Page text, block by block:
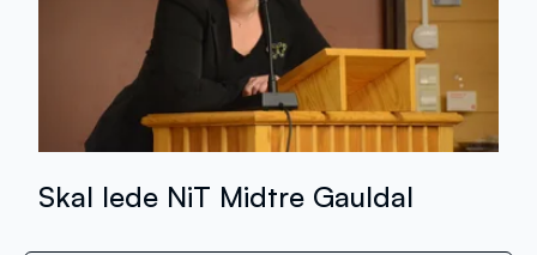
Skal lede NiT Midtre Gauldal